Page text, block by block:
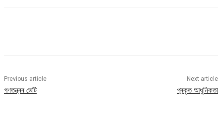
Previous article
গণতন্ত্ৰৰ ভেটি
Next article
প্ৰকৃত আধুনিকতা